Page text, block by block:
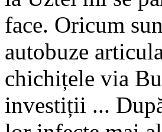
face. Oricum
autobuze
chichițele via
investiții ...